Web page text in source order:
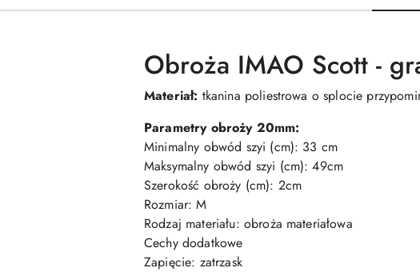
Obroża IMAO Scott -
Materiał: tkanina poliestrowa o splocie
Parametry obroży 20mm:
Minimalny obwód szyi (cm): 33 cm
Maksymalny obwód szyi (cm): 49cm
Szerokość obroży (cm): 2cm
Rozmiar: M
Rodzaj materiału: obroża materiałowa
Cechy dodatkowe
Zapięcie: zatrzask